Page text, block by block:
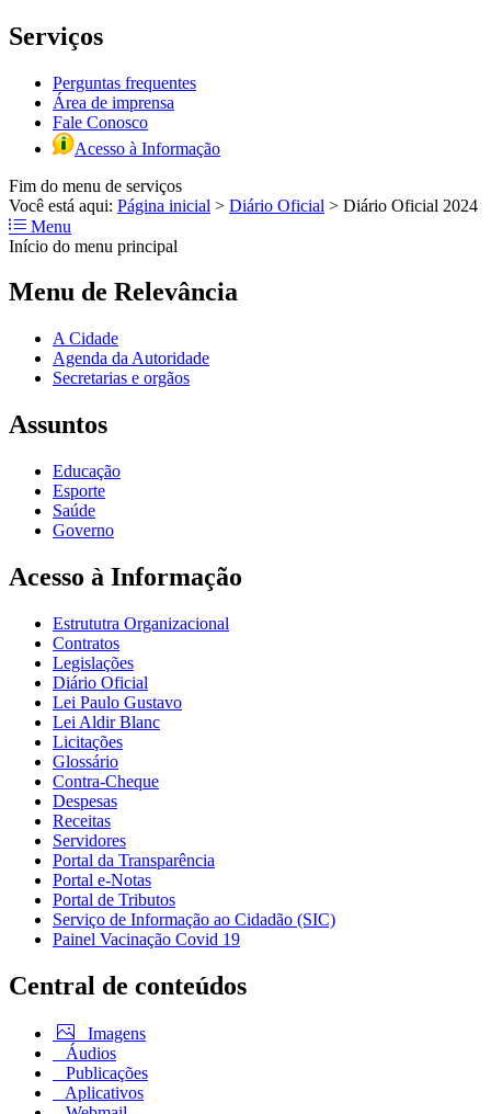
Serviços
Perguntas frequentes
Área de imprensa
Fale Conosco
Acesso à Informação
Fim do menu de serviços
Você está aqui: Página inicial > Diário Oficial > Diário Oficial 2024
Menu
Início do menu principal
Menu de Relevância
A Cidade
Agenda da Autoridade
Secretarias e orgãos
Assuntos
Educação
Esporte
Saúde
Governo
Acesso à Informação
Estrututra Organizacional
Contratos
Legislações
Diário Oficial
Lei Paulo Gustavo
Lei Aldir Blanc
Licitações
Glossário
Contra-Cheque
Despesas
Receitas
Servidores
Portal da Transparência
Portal e-Notas
Portal de Tributos
Serviço de Informação ao Cidadão (SIC)
Painel Vacinação Covid 19
Central de conteúdos
Imagens
Áudios
Publicações
Aplicativos